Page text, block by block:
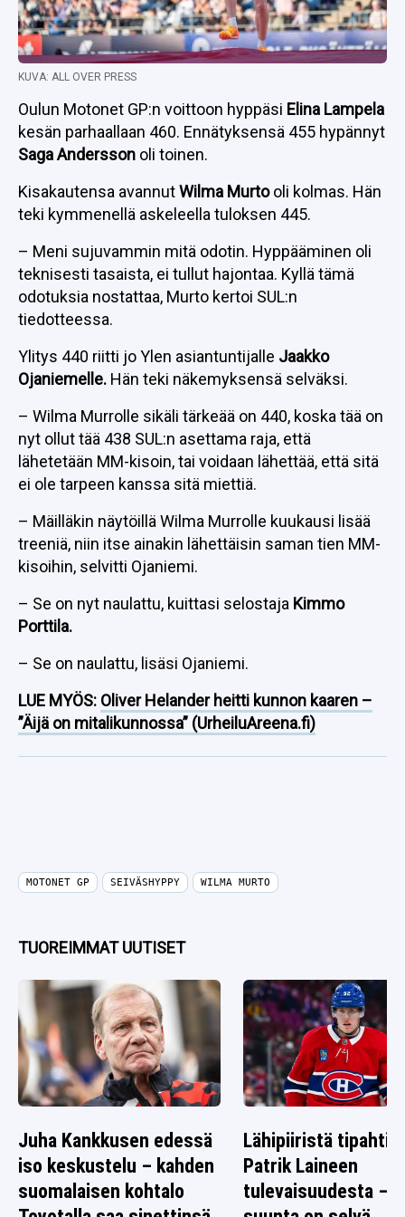
KUVA: ALL OVER PRESS
Oulun Motonet GP:n voittoon hyppäsi Elina Lampela
kesän parhaallaan 460. Ennätyksensä 455 hypännyt
Saga Andersson oli toinen.
Kisakautensa avannutWilma Murtooli kolmas. Hän
teki kymmenellä askeleella tuloksen 445.
– Meni sujuvammin mitä odotin. Hyppääminen oli
teknisesti tasaista, ei tullut hajontaa. Kyllä tämä
odotuksia nostattaa, Murto kertoi SUL:n
tiedotteessa.
Ylitys 440 riitti jo Ylen asiantuntijalle Jaakko
Ojaniemelle. Hän teki näkemyksensä selväksi.
– Wilma Murrolle sikäli tärkeää on 440, koska tää on
nyt ollut tää 438 SUL:n asettama raja, että
lähetetään MM-kisoin, tai voidaan lähettää, että sitä
ei ole tarpeen kanssa sitä miettiä.
– Mäilläkin näytöillä Wilma Murrolle kuukausi lisää
treeniä, niin itse ainakin lähettäisin saman tien MM-
kisoihin, selvitti Ojaniemi.
– Se on nyt naulattu, kuittasi selostaja Kimmo
Porttila.
– Se on naulattu, lisäsi Ojaniemi.
LUE MYÖS: Oliver Helander heitti kunnon kaaren –
”Äijä on mitalikunnossa” (UrheiluAreena.fi)
MOTONET GP SEIVÄSHYPPY WILMA MURTO
TUOREIMMAT UUTISET
Juha Kankkusen edessä
iso keskustelu – kahden
suomalaisen kohtalo
Lähipiiristä tipahti
Patrik Laineen
tulevaisuudesta –